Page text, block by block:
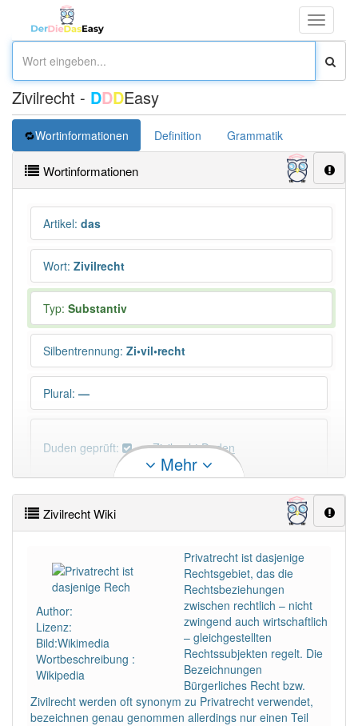
Toggle
Zivilrecht - DDDEasy
Wortinformationen Definition Grammatik
Wortinformationen
Artikel: das
Wort: Zivilrecht
Typ: Substantiv
Silbentrennung: Zi•vil•recht
Plural: —
Duden geprüft: Zivilrecht Duden
×
Wörter, die mit "-echt" enden, haben fast immer
DER:
Beispiele
DIE:0
DAS:309
Mehr
Zivilrecht Wiki
Author:
Lizenz:
Bild:Wikimedia
Wortbeschreibung :
Wikipedia
Privatrecht ist dasjenige
Rechtsgebiet, das die
Rechtsbeziehungen
zwischen rechtlich – nicht
zwingend auch wirtschaftlich
– gleichgestellten
Rechtssubjekten regelt. Die
Bezeichnungen
Bürgerliches Recht bzw.
Zivilrecht werden oft synonym zu Privatrecht verwendet,
bezeichnen genau genommen allerdings nur einen Teil